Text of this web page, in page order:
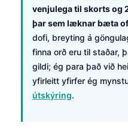
venjulega til skorts og
þar sem læknar bæta
dofi, breyting á
finna orð eru til staðar,
gildi; ég para það við
yfirleitt yfirfer ég
útskýring.